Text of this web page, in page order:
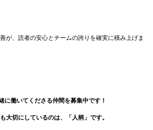
が、読者の安心とチームの誇りを確実に積み上げま
に働いてくださる仲間を募集中です！
大切にしているのは、「人柄」です。